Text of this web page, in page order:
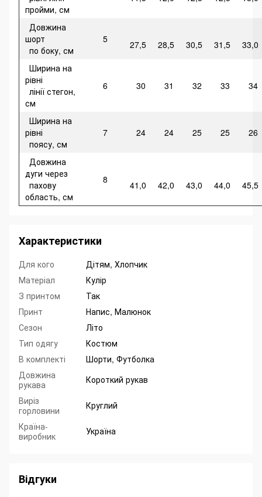
пройми, см
Довжина
шорт
по боку, см
5 27,5 28,5 30,5 31,5
33,0
Ширина на
рівні
лінії стегон,
см
6 30 31 32 33 34
Ширина на
рівні
поясу, см
7 24 24 25 25 26
Довжина
дуги через
пахову
область, см
8 41,0 42,0 43,0 44,0 45,5
Характеристики
Для кого
Дітям, Хлопчик
Матеріал
Кулір
З принтом
Так
Принт
Напис, Малюнок
Сезон
Літо
Тип одягу
Костюм
В комплекті
Шорти, Футболка
Довжина
рукава
Короткий рукав
Виріз
горловини
Круглий
Країна-
виробник
Україна
Відгуки